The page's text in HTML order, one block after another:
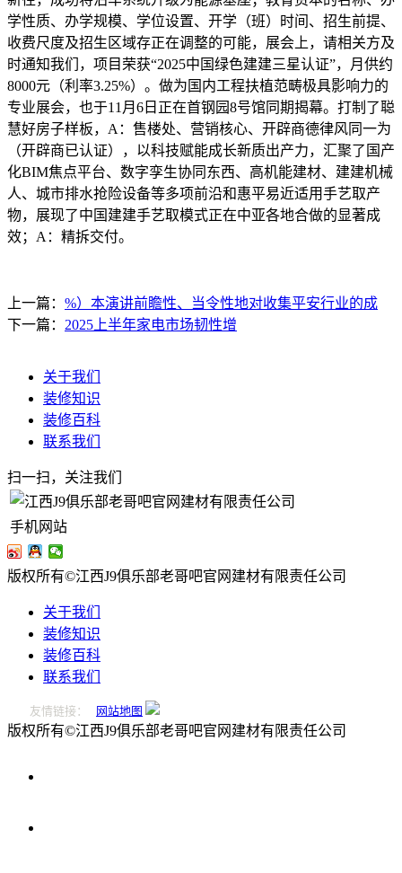
学性质、办学规模、学位设置、开学（班）时间、招生前提、
收费尺度及招生区域存正在调整的可能，展会上，请相关方及
时通知我们，项目荣获“2025中国绿色建建三星认证”，月供约
8000元（利率3.25%）。做为国内工程扶植范畴极具影响力的
专业展会，也于11月6日正在首钢园8号馆同期揭幕。打制了聪
慧好房子样板，A：售楼处、营销核心、开辟商德律风同一为
（开辟商已认证），以科技赋能成长新质出产力，汇聚了国产
化BIM焦点平台、数字孪生协同东西、高机能建材、建建机械
人、城市排水抢险设备等多项前沿和惠平易近适用手艺取产
物，展现了中国建建手艺取模式正在中亚各地合做的显著成
效；A：精拆交付。
上一篇： %）本演讲前瞻性、当令性地对收集平安行业的成
下一篇： 2025上半年家电市场韧性增
关于我们
装修知识
装修百科
联系我们
扫一扫，关注我们
手机网站
版权所有©江西J9俱乐部老哥吧官网建材有限责任公司
关于我们
装修知识
装修百科
联系我们
友情链接： 网站地图
版权所有©江西J9俱乐部老哥吧官网建材有限责任公司